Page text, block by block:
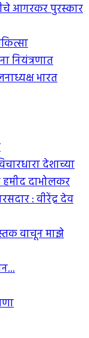
आगरकर पुरस्कार
नियंत्रणात
भारत
देशाच्या
दाभोलकर
: वीरेंद्र देव
वाचून माझे